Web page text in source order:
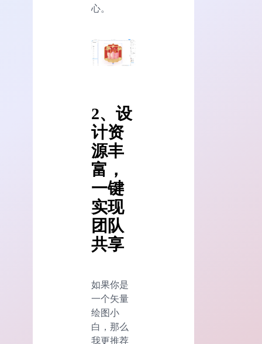
心。
2、设
计资
源丰
富，
一键
实现
团队
共享
如果你是
一个矢量
绘图小
白，那么
我更推荐